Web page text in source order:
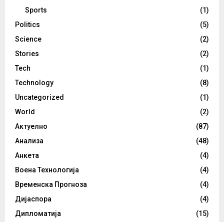
Sports
(1)
Politics
(5)
Science
(2)
Stories
(2)
Tech
(1)
Technology
(8)
Uncategorized
(1)
World
(2)
Актуелно
(87)
Анализа
(48)
Анкета
(4)
Воена Технологија
(4)
Временска Прогноза
(4)
Дијаспора
(4)
Дипломатија
(15)